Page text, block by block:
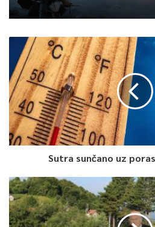
Sutra sunčano uz